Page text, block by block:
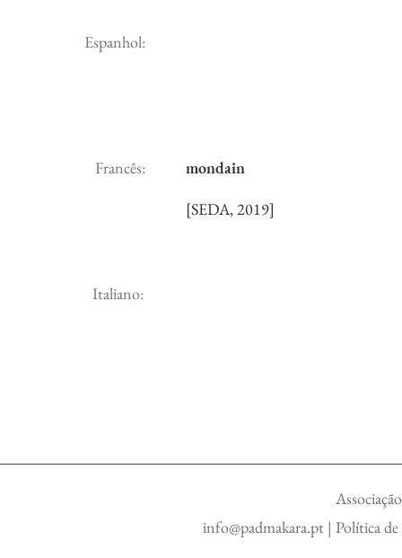
Espanhol:
Francês:
mondain
[SEDA, 2019]
Italiano:
info@padmakara.pt | Política